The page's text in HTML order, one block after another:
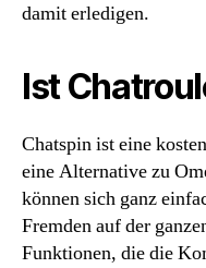
damit erledigen.
Ist
Chatspin ist eine
eine Alternative zu
können sich ganz
Fremden auf der
Funktionen, die die